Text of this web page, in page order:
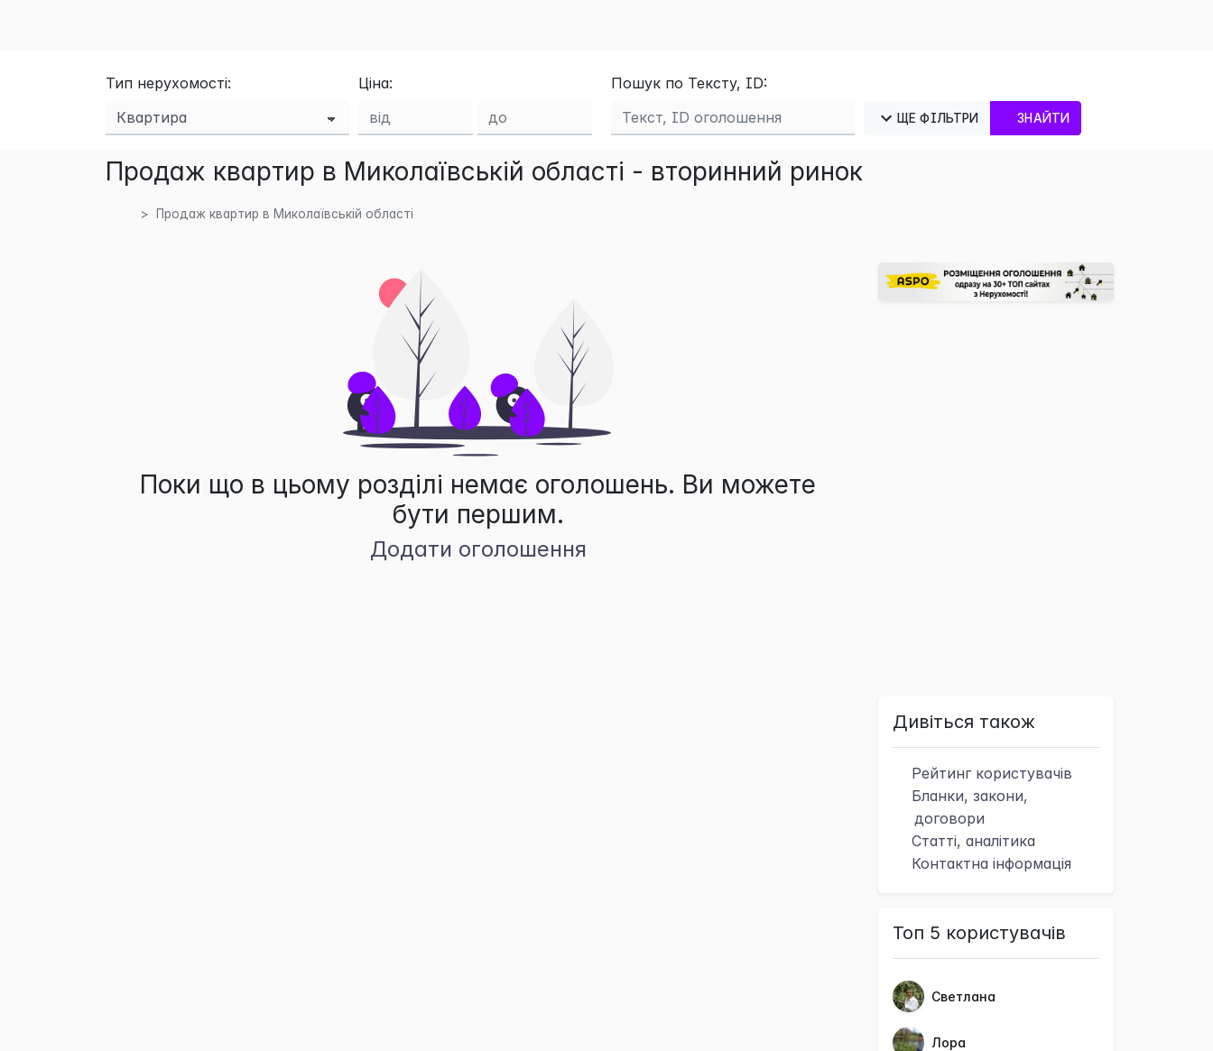
Тип нерухомості: Ціна: Пошук по Тексту, ID:
ЩЕ ФІЛЬТРИ ЗНАЙТИ
Продаж квартир в Миколаївській області - вторинний ринок
Продаж квартир в Миколаївській області
Поки що в цьому розділі немає оголошень. Ви можете
бути першим.
Додати оголошення
Дивіться також
Рейтинг користувачів
Бланки, закони,
договори
Статті, аналітика
Контактна інформація
Топ 5 користувачів
Светлана
Лора